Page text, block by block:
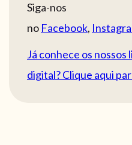
Siga-nos
no Facebook,
Já conhece os
digital? Clique aqui